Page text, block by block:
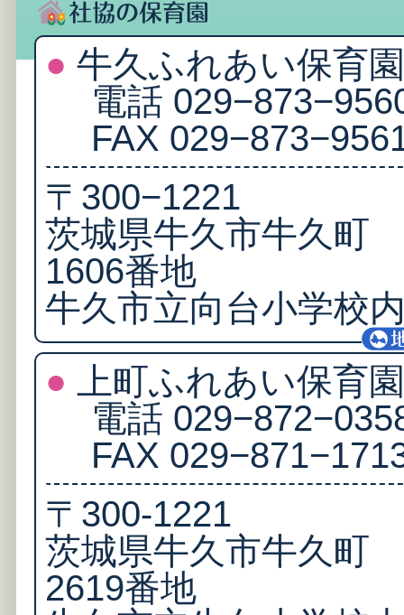
● 牛久ふれあい保育園
電話
FAX
〒300−1221
茨城県牛久市牛久町
1606番地
牛久市立向台小学校
● 上町ふれあい保育園
電話
FAX
〒300‐1221
茨城県牛久市牛久町
2619番地